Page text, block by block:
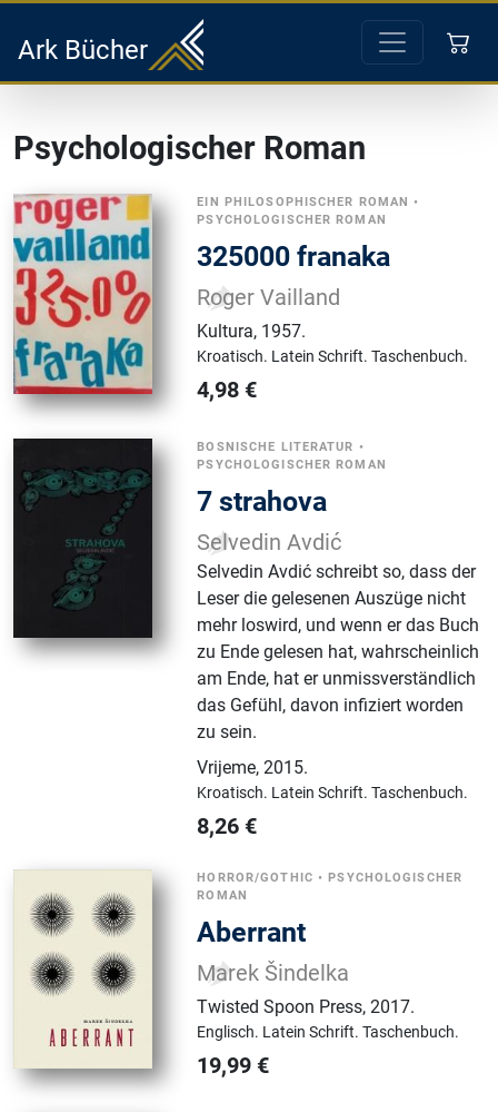
Ark Bücher
Psychologischer Roman
EIN PHILOSOPHISCHER ROMAN •
PSYCHOLOGISCHER ROMAN
325000 franaka
Roger Vailland
Kultura, 1957.
Kroatisch. Latein Schrift.Taschenbuch.
4,98 €
BOSNISCHE LITERATUR •
PSYCHOLOGISCHER ROMAN
7 strahova
Selvedin Avdić
Selvedin Avdić schreibt so, dass der
Leser die gelesenen Auszüge nicht
mehr loswird, und wenn er das Buch
zu Ende gelesen hat, wahrscheinlich
am Ende, hat er unmissverständlich
das Gefühl, davon infiziert worden
zu sein.
Vrijeme,2015.
Kroatisch. Latein Schrift.Taschenbuch.
8,26 €
HORROR/GOTHIC • PSYCHOLOGISCHER
ROMAN
Aberrant
Marek Šindelka
Twisted Spoon Press,2017.
Englisch. Latein Schrift.Taschenbuch.
19,99 €